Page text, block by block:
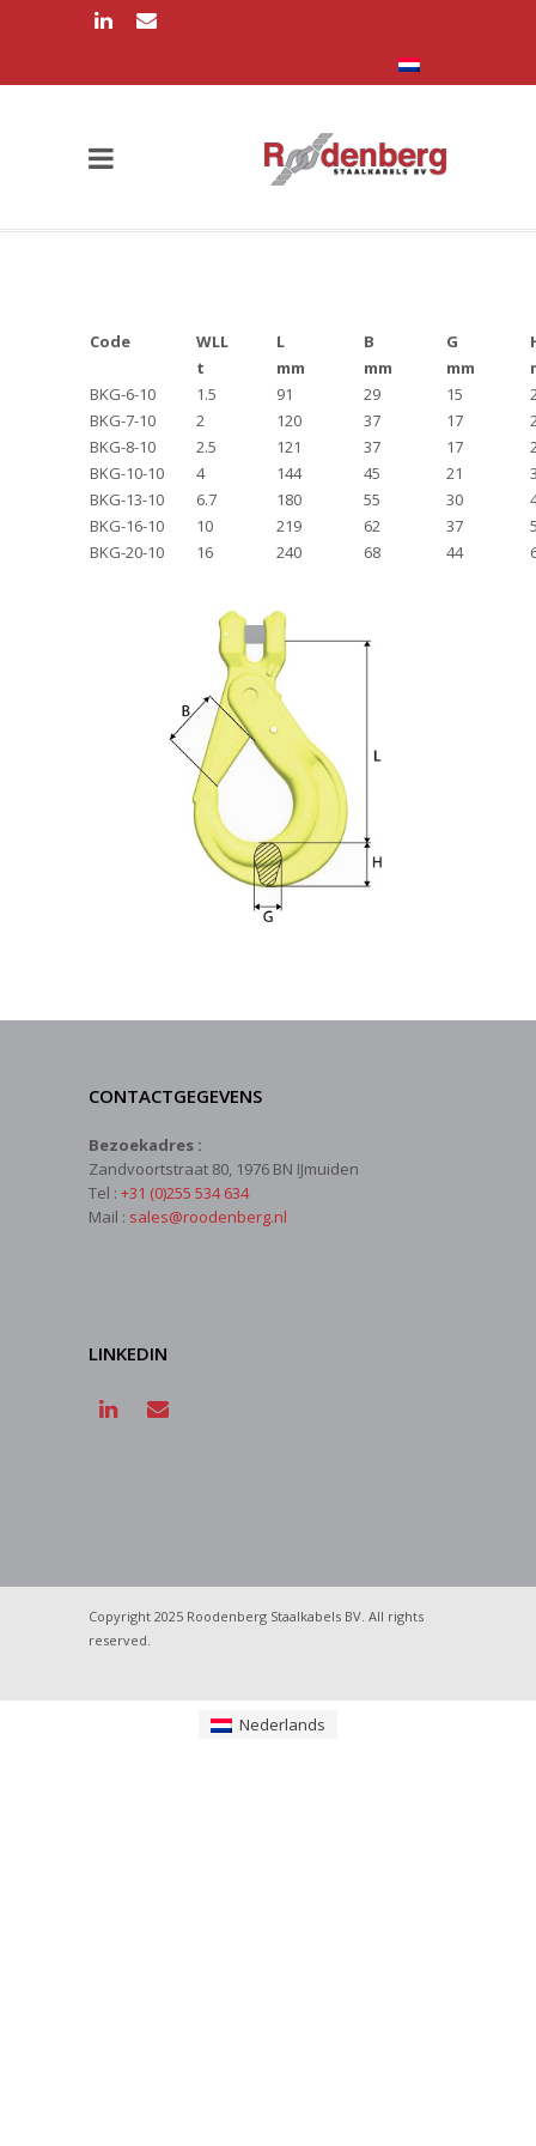
Code WLL L B G
t
mm mm mm
BKG-6-10
1.5 91 29 15
BKG-7-10
2 120 37 17
BKG-8-10
2.5 121 37 17
BKG-10-10
4 144 45 21
BKG-13-10
6.7 180 55 30
BKG-16-10
10 219 62 37
BKG-20-10
16 240 68 44
CONTACTGEGEVENS
Bezoekadres :
Zandvoortstraat 80, 1976 BN IJmuiden
Tel : +31 (0)255 534 634
Mail : sales@roodenberg.nl
LINKEDIN
Copyright 2025 Roodenberg Staalkabels BV. All rights
reserved.
Nederlands